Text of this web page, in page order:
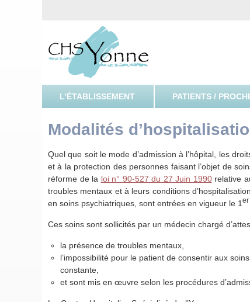
L’ÉTABLISSEMENT PATIENTS /
Modalités
Quel que soit le mode d’admission à l’hôpital, les
et à la protection des personnes faisant l’objet de
réforme de la loi n° 90-527 du 27 Juin 1990relative
troubles mentaux et à leurs conditions
en soins psychiatriques, sont entrées en vigueur le 1 er
Ces soins sont sollicités par un médecin chargé
la présence de troubles mentaux,
l’impossibilité pour le patient de consentir aux
constante,
et sont mis en œuvre selon les procédures